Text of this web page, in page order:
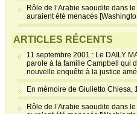
Rôle de l’Arabie saoudite dans
auraient été menacés
ARTICLES RÉCENTS
11 septembre 2001 : Le DAILY
parole à la famille Campbell qui
nouvelle enquête à la justice
En mémoire de Giulietto Chiesa,
Rôle de l’Arabie saoudite dans